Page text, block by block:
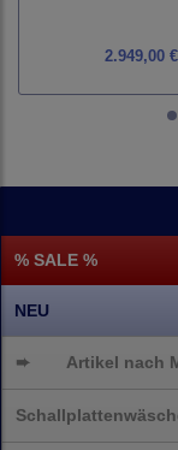
% SALE %
NEU
➨ Artikel nach
2.949,00 €